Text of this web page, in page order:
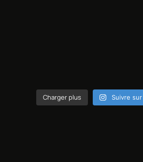
Charger plus Suivre